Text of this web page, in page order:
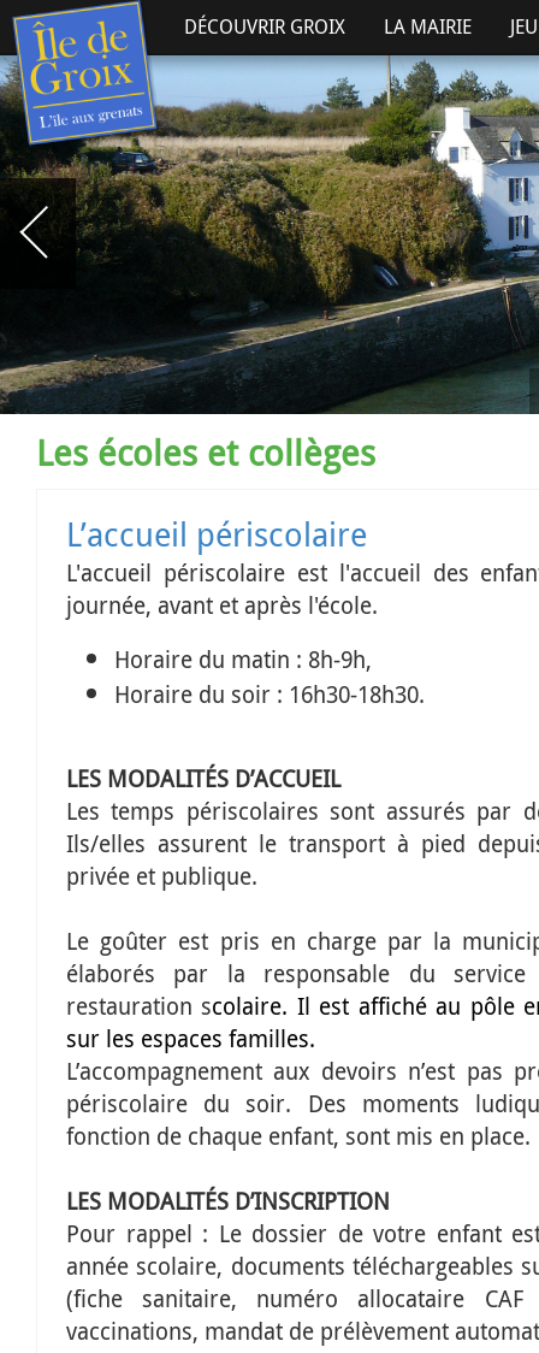
DÉCOUVRIR GROIX LA MAIRIE
Les écoles et collèges
L’accueil périscolaire
L'accueil périscolaire est l'accueil des
journée, avant et après l'école.
Horaire du matin : 8h-9h,
Horaire du soir : 16h30-18h30.
LES MODALITÉS D’ACCUEIL
Les temps périscolaires sont assurés par
Ils/elles assurent le transport à pied
privée et publique.
Le goûter est pris en charge par la
élaborés par la responsable du service
restauration scolaire. Il est affiché au pôle
sur les espaces familles.
L’accompagnement aux devoirs n’est pas
périscolaire du soir. Des moments
fonction de chaque enfant, sont mis en place.
LES MODALITÉS D’INSCRIPTION
Pour rappel : Le dossier de votre enfant
année scolaire, documents téléchargeables
(fiche sanitaire, numéro allocataire
vaccinations, mandat de prélèvement